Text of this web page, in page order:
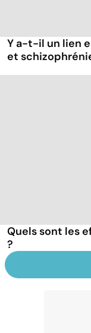
Y a-t-il un lien
et
Quels sont les
?